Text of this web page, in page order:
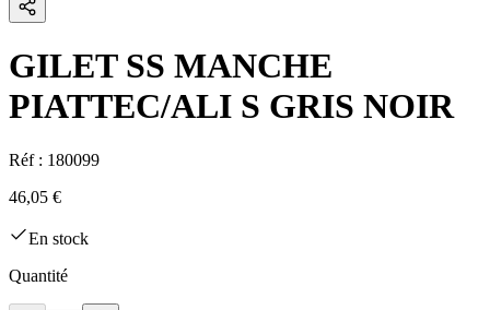
GILET SS MANCHE
PIATTEC/ALI S GRIS NOIR
Réf : 180099
46,05 €
En stock
Quantité